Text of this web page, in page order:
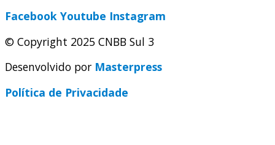
Facebook Youtube Instagram
© Copyright 2025 CNBB Sul 3
Desenvolvido por Masterpress
Política de Privacidade